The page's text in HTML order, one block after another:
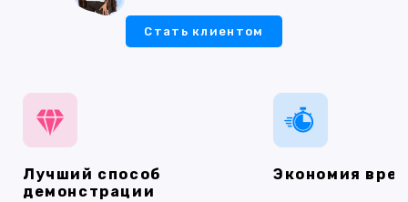
Стать клиентом
Лучший способ
демонстрации
Экономия